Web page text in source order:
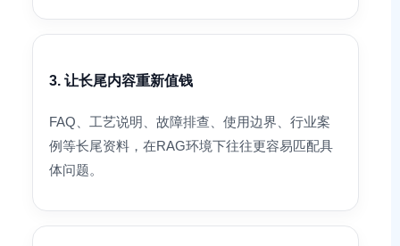
3. 让长尾内容重新值钱
FAQ、工艺说明、故障排查、使用边界、行业案
例等长尾资料，在RAG环境下往往更容易匹配具
体问题。